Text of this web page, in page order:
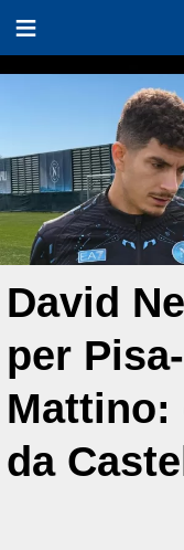
David
per
Mattino:
da